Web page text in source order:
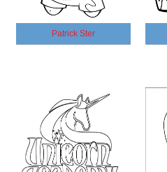
Patrick Ster